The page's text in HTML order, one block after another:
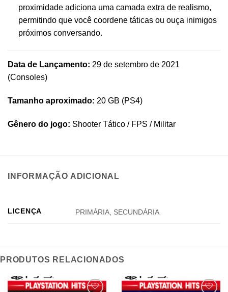
proximidade adiciona uma camada extra de realismo,
permitindo que você coordene táticas ou ouça inimigos
próximos conversando.
Data de Lançamento: 29 de setembro de 2021
(Consoles)
Tamanho aproximado: 20 GB (PS4)
Gênero do jogo: Shooter Tático / FPS / Militar
INFORMAÇÃO ADICIONAL
LICENÇA PRIMÁRIA, SECUNDÁRIA
PRODUTOS RELACIONADOS